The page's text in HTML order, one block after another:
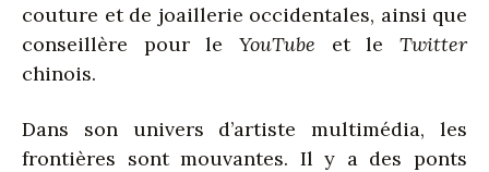
couture et de joaillerie occidentales, ainsi que
conseillère pour le YouTube et le Twitter
chinois.
Dans son univers d’artiste multimédia, les
frontières sont mouvantes. Il y a des ponts